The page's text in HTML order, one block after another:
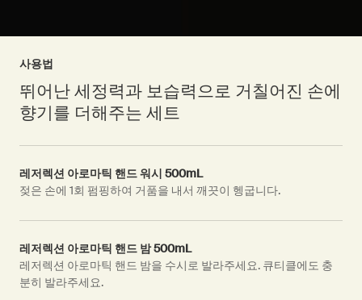
사용법
뛰어난 세정력과 보습력으로 거칠어진 손에
향기를 더해주는 세트
레저렉션 아로마틱 핸드 워시 500mL
젖은 손에 1회 펌핑하여 거품을 내서 깨끗이 헹굽니다.
레저렉션 아로마틱 핸드 밤 500mL
레저렉션 아로마틱 핸드 밤을 수시로 발라주세요. 큐티클에도 충
분히 발라주세요.